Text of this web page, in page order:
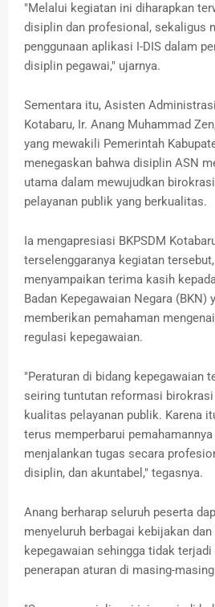
"Melalui kegiatan ini diharapkan
disiplin dan profesional, sekaligus
penggunaan aplikasi I-DIS dalam
disiplin pegawai," ujarnya.
Sementara itu, Asisten
Kotabaru, Ir. Anang Muhammad
yang mewakili Pemerintah
menegaskan bahwa disiplin ASN
utama dalam mewujudkan
pelayanan publik yang berkualitas.
Ia mengapresiasi BKPSDM
terselenggaranya kegiatan
menyampaikan terima kasih
Badan Kepegawaian Negara (BKN)
memberikan pemahaman
regulasi kepegawaian.
"Peraturan di bidang kepegawaian
seiring tuntutan reformasi
kualitas pelayanan publik. Karena
terus memperbarui
menjalankan tugas secara
disiplin, dan akuntabel," tegasnya.
Anang berharap seluruh peserta
menyeluruh berbagai kebijakan
kepegawaian sehingga tidak
penerapan aturan di masing-